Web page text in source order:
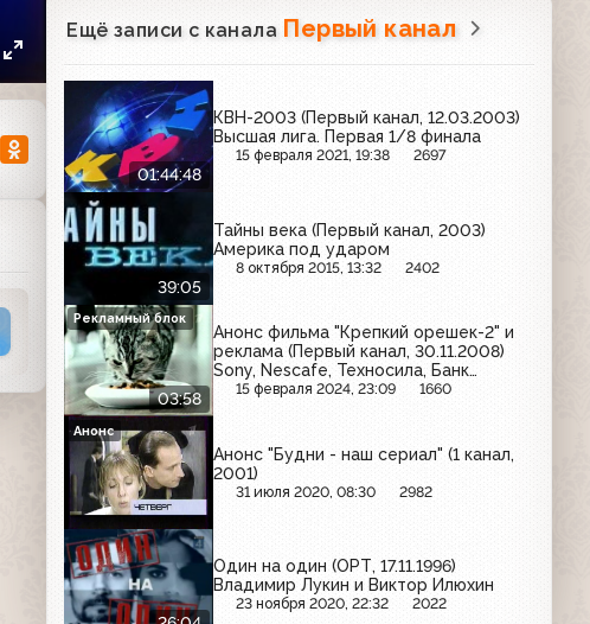
Ещё записи с канала Первый канал
01:44:48
КВН-2003 (Первый канал, 12.03.2003)
Высшая лига. Первая 1/8 финала
15 февраля 2021, 19:38 2697
39:05
Тайны века (Первый канал, 2003)
Америка под ударом
8 октября 2015, 13:32 2402
03:58
Анонс фильма "Крепкий орешек-2" и
реклама (Первый канал, 30.11.2008)
Sony, Nescafe, Техносила, Банк
Москвы, МТС, Whiskas, Quelle,
15 февраля 2024, 23:09 1660
Рекламный блок
Анонс "Будни - наш сериал" (1 канал,
2001)
31 июля 2020, 08:30 2982
Анонс
Один на один (ОРТ, 17.11.1996)
Владимир Лукин и Виктор Илюхин
23 ноября 2020, 22:32 2022